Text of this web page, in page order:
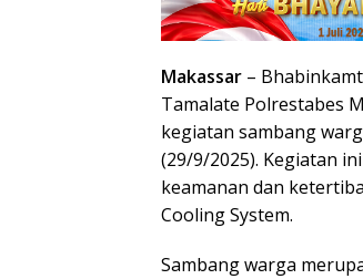
Makassar –
Tamalate Polrestabes
kegiatan sambang
(29/9/2025). Kegiatan
keamanan dan
Cooling System.
Sambang warga